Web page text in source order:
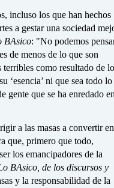
incluso los que han hechos
a gestar una sociedad
BAsico: "No podemos
de menos de lo que son
terribles como resultado de lo
‘esencia’ ni que sea todo lo
gente que se ha enredado en
a las masas a convertir en
que, primero que todo,
los emancipadores de la
BAsico, de los discursos y
y la responsabilidad de la